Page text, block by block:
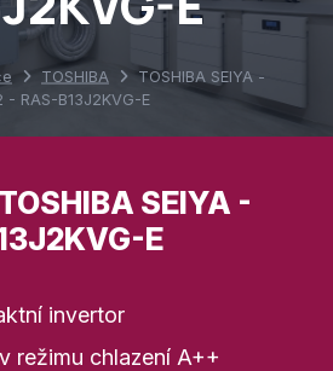
TOSHIBA
TOSHIBA SEIYA -
- RAS-B13J2KVG-E
SEIYA -
E
invertor
režimu chlazení A++